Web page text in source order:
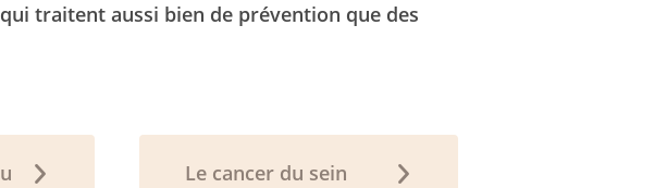
traitent aussi bien de prévention que des
Le cancer du sein